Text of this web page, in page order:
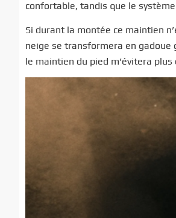
confortable, tandis que le
Si durant la montée ce maintien
neige se transformera en gadoue
le maintien du pied m’évitera